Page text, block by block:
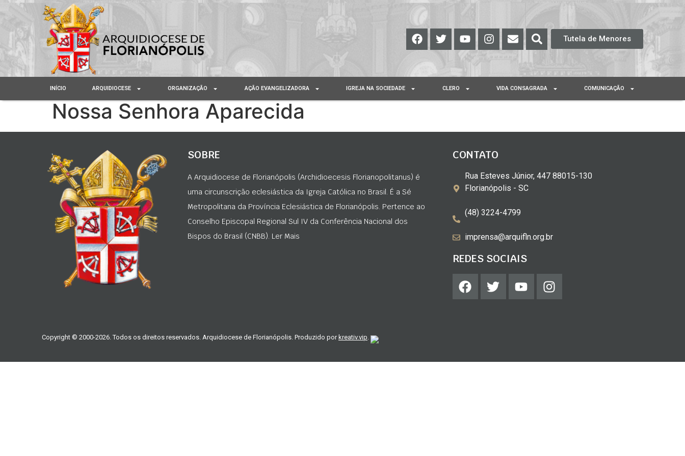
Tutela de Menores
INÍCIO ARQUIDIOCESE ORGANIZAÇÃO AÇÃO EVANGELIZADORA IGREJA NA SOCIEDADE CLERO VIDA CONSAGRADA COMUNICAÇÃO
Nossa Senhora Aparecida
SOBRE
A Arquidiocese de Florianópolis (Archidioecesis Florianopolitanus) é
uma circunscrição eclesiástica da Igreja Católica no Brasil. É a Sé
Metropolitana da Província Eclesiástica de Florianópolis. Pertence ao
Conselho Episcopal Regional Sul IV da Conferência Nacional dos
Bispos do Brasil (CNBB). Ler Mais
CONTATO
Rua Esteves Júnior, 447 88015-130
Florianópolis - SC
(48) 3224-4799
imprensa@arquifln.org.br
REDES SOCIAIS
Copyright © 2000-2026. Todos os direitos reservados. Arquidiocese de Florianópolis. Produzido por kreativ.vip.